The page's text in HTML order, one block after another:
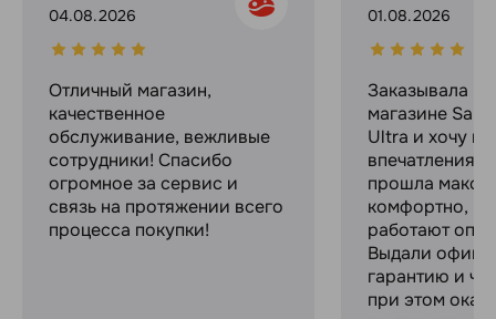
04.08.2026
Отличный магазин,
качественное
обслуживание, вежливые
сотрудники! Спасибо
огромное за сервис и
связь на протяжении всего
процесса покупки!
01.08.2026
Заказывала в
магазине
Ultra и хочу
прошла
комфортно,
работают
Выдали
гарантию и
при этом